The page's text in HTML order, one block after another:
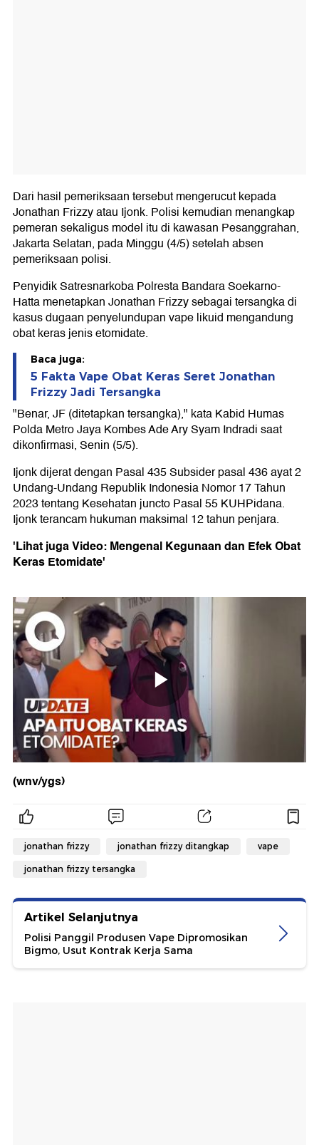
Dari hasil pemeriksaan tersebut mengerucut kepada
Jonathan Frizzy atau Ijonk. Polisi kemudian menangkap
pemeran sekaligus model itu di kawasan Pesanggrahan,
Jakarta Selatan, pada Minggu (4/5) setelah absen
pemeriksaan polisi.
Penyidik Satresnarkoba Polresta Bandara Soekarno-
Hatta menetapkan Jonathan Frizzy sebagai tersangka di
kasus dugaan penyelundupan vape likuid mengandung
obat keras jenis etomidate.
Baca juga:
5 Fakta Vape Obat Keras Seret Jonathan
Frizzy Jadi Tersangka
"Benar, JF (ditetapkan tersangka)," kata Kabid Humas
Polda Metro Jaya Kombes Ade Ary Syam Indradi saat
dikonfirmasi, Senin (5/5).
Ijonk dijerat dengan Pasal 435 Subsider pasal 436 ayat 2
Undang-Undang Republik Indonesia Nomor 17 Tahun
2023 tentang Kesehatan juncto Pasal 55 KUHPidana.
Ijonk terancam hukuman maksimal 12 tahun penjara.
'Lihat juga Video: Mengenal Kegunaan dan Efek Obat
Keras Etomidate'
(wnv/ygs)
jonathan frizzy jonathan frizzy ditangkap vape
jonathan frizzy tersangka
Artikel Selanjutnya
Polisi Panggil Produsen Vape Dipromosikan
Bigmo, Usut Kontrak Kerja Sama